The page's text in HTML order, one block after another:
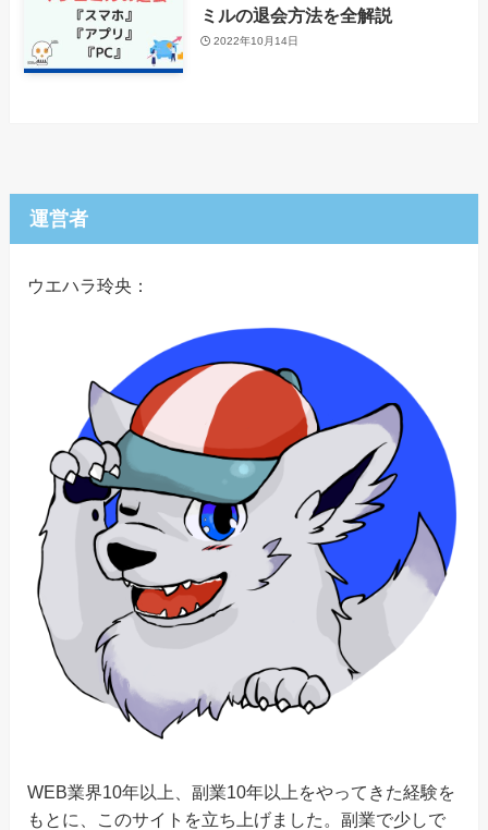
ミルの退会方法を全解説
2022年10月14日
運営者
ウエハラ玲央：
WEB業界10年以上、副業10年以上をやってきた経験を
もとに、このサイトを立ち上げました。副業で少しで